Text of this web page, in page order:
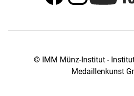
© IMM Münz-Institut -
Medaillenkunst